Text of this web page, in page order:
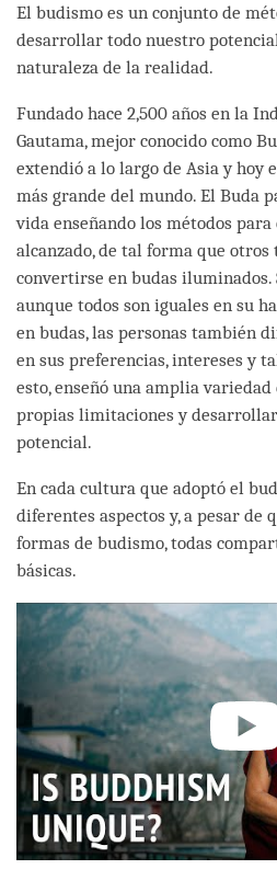
El budismo es un conjunto de
desarrollar todo nuestro
naturaleza de la realidad.
Fundado hace 2,500 años en la
Gautama, mejor conocido como
extendió a lo largo de Asia y hoy
más grande del mundo. El Buda
vida enseñando los métodos
alcanzado, de tal forma que
convertirse en budas iluminados.
aunque todos son iguales en su
en budas, las personas también
en sus preferencias, intereses y
esto, enseñó una amplia
propias limitaciones y
potencial.
En cada cultura que adoptó el
diferentes aspectos y, a pesar de
formas de budismo, todas
básicas.